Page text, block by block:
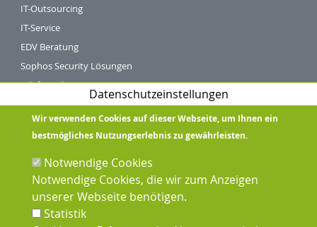
IT-Outsourcing
IT-Service
EDV Beratung
Sophos Security Lösungen
Telefonanlagen
Öffentliche Hand und Verbände
Service
Support
Kundenlogin
Sprachen
Datenschutzeinstellungen
Wir verwenden Cookies auf dieser Webseite, um Ihnen ein
bestmögliches Nutzungserlebnis zu gewährleisten.
Notwendige Cookies
Notwendige Cookies, die wir zum Anzeigen
unserer Webseite benötigen.
Statistik